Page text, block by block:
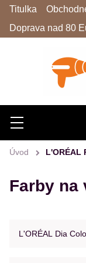
Hľadať
Menu
Titulka
Doprava nad 80
Úvod L'ORÉAL
Farby na
L'ORÉAL Dia